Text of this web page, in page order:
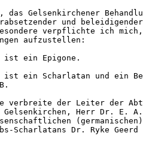
das Gelsenkirchener
und
verpflichte ich
aufzustellen:
ist ein Epigone.
ist ein Scharlatan und ein
verbreite der Leiter der
Gelsenkirchen, Herr Dr. E.
Scharlatans Dr. Ryke